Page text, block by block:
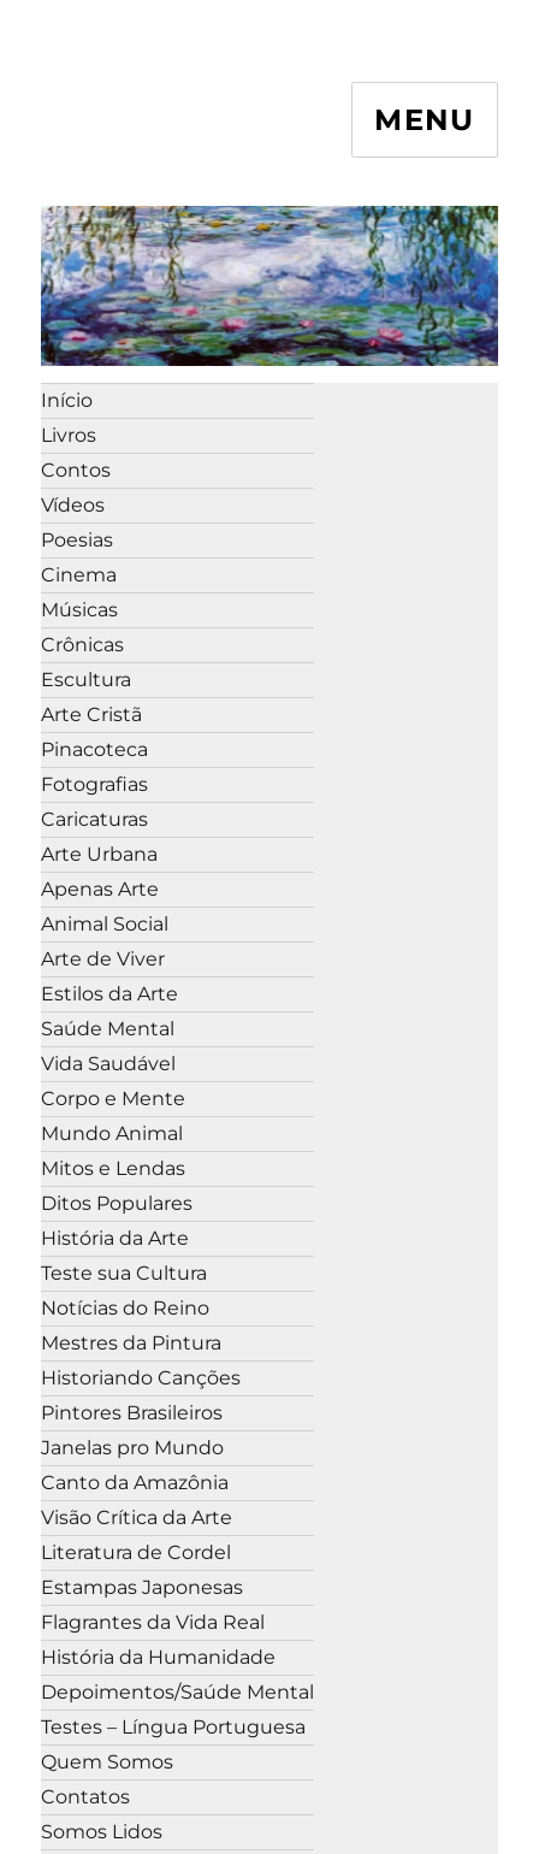
MENU
Início
Livros
Contos
Vídeos
Poesias
Cinema
Músicas
Crônicas
Escultura
Arte Cristã
Pinacoteca
Fotografias
Caricaturas
Arte Urbana
Apenas Arte
Animal Social
Arte de Viver
Estilos da Arte
Saúde Mental
Vida Saudável
Corpo e Mente
Mundo Animal
Mitos e Lendas
Ditos Populares
História da Arte
Teste sua Cultura
Notícias do Reino
Mestres da Pintura
Historiando Canções
Pintores Brasileiros
Janelas pro Mundo
Canto da Amazônia
Visão Crítica da Arte
Literatura de Cordel
Estampas Japonesas
Flagrantes da Vida Real
História da Humanidade
Depoimentos/Saúde Mental
Testes – Língua Portuguesa
Quem Somos
Contatos
Somos Lidos